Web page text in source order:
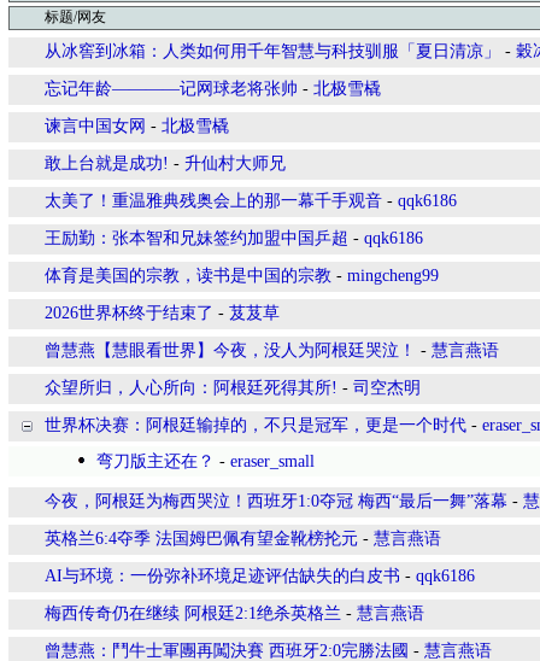
标题/网友
从冰窖到冰箱：人类如何用千年智慧与科技驯服「夏日清凉」 - 穀
忘记年龄————记网球老将张帅 - 北极雪橇
谏言中国女网 - 北极雪橇
敢上台就是成功! - 升仙村大师兄
太美了！重温雅典残奥会上的那一幕千手观音 - qqk6186
王励勤：张本智和兄妹签约加盟中国乒超 - qqk6186
体育是美国的宗教，读书是中国的宗教 - mingcheng99
2026世界杯终于结束了 - 芨芨草
曾慧燕【慧眼看世界】今夜，没人为阿根廷哭泣！ - 慧言燕语
众望所归，人心所向：阿根廷死得其所! - 司空杰明
世界杯决赛：阿根廷输掉的，不只是冠军，更是一个时代 -
弯刀版主还在？ - eraser_small
今夜，阿根廷为梅西哭泣！西班牙1:0夺冠 梅西“最后一舞”落幕 -
英格兰6:4夺季 法国姆巴佩有望金靴榜抡元 - 慧言燕语
AI与环境：一份弥补环境足迹评估缺失的白皮书 - qqk6186
梅西传奇仍在继续 阿根廷2:1绝杀英格兰 - 慧言燕语
曾慧燕：鬥牛士軍團再闖決賽 西班牙2:0完勝法國 - 慧言燕语